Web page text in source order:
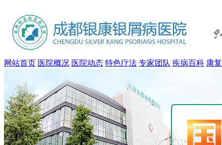
网站首页 医院概况 医院动态 特色疗法 专家团队 疾病百科 康